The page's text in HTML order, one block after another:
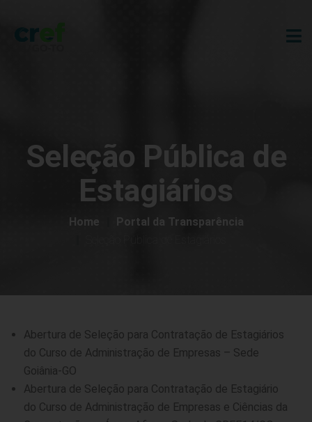
Seleção Pública de
Estagiários
Home
Portal da Transparência
Abertura de Seleção para Contratação de Estagiários
do Curso de Administração de Empresas – Sede
Goiânia-GO
Abertura de Seleção para Contratação de Estagiário
do Curso de Administração de Empresas e Ciências da